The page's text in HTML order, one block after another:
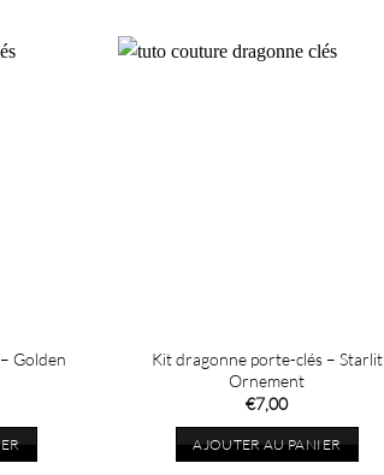
Golden
Kit dragonne porte-clés – Starlit
Ornement
€7,00
AJOUTER AU PANIER